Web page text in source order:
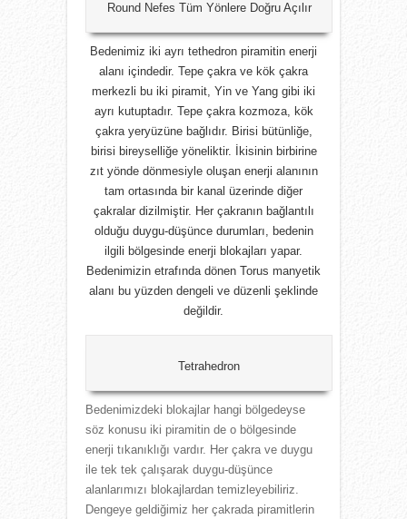
Round Nefes Tüm Yönlere Doğru Açılır
Bedenimiz iki ayrı tethedron piramitin enerji
alanı içindedir. Tepe çakra ve kök çakra
merkezli bu iki piramit, Yin ve Yang gibi iki
ayrı kutuptadır. Tepe çakra kozmoza, kök
çakra yeryüzüne bağlıdır. Birisi bütünliğe,
birisi bireyselliğe yöneliktir. İkisinin birbirine
zıt yönde dönmesiyle oluşan enerji alanının
tam ortasında bir kanal üzerinde diğer
çakralar dizilmiştir. Her çakranın bağlantılı
olduğu duygu-düşünce durumları, bedenin
ilgili bölgesinde enerji blokajları yapar.
Bedenimizin etrafında dönen Torus manyetik
alanı bu yüzden dengeli ve düzenli şeklinde
değildir.
Tetrahedron
Bedenimizdeki blokajlar hangi bölgedeyse
söz konusu iki piramitin de o bölgesinde
enerji tıkanıklığı vardır. Her çakra ve duygu
ile tek tek çalışarak duygu-düşünce
alanlarımızı blokajlardan temizleyebiliriz.
Dengeye geldiğimiz her çakrada piramitlerin